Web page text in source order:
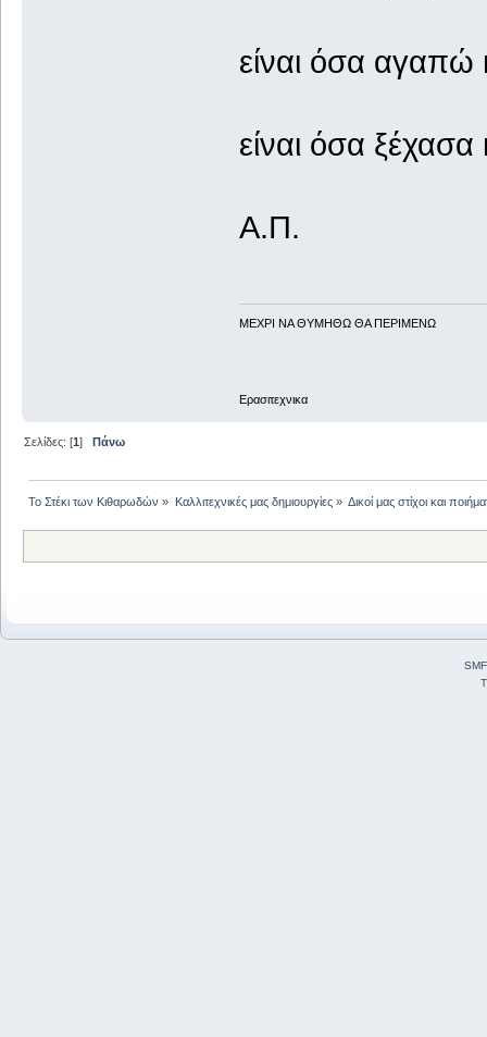
είναι όσα αγαπώ
είναι όσα
Α.Π.
ΜΕΧΡΙ ΝΑ ΘΥΜHΘΩ ΘΑ ΠΕΡΙΜΕΝΩ
Ερασιτεχνικα
Σελίδες: [1] Πάνω
Το Στέκι των Κιθαρωδών » Καλλιτεχνικές μας δημιουργίες» Δικοί μας στίχοι και